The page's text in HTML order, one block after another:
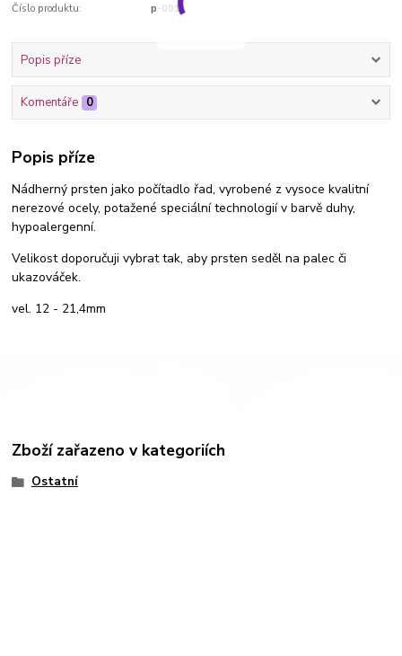
Číslo produktu: p-001
Popis příze
Komentáře 0
Popis příze
Nádherný prsten jako počítadlo řad, vyrobené z vysoce kvalitní
nerezové ocely, potažené speciální technologií v barvě duhy,
hypoalergenní.
Velikost doporučuji vybrat tak, aby prsten seděl na palec či
ukazováček.
vel. 12 - 21,4mm
Zboží zařazeno v kategoriích
Ostatní